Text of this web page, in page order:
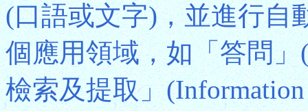
(口語或文字)，並進行自
個應用領域，如「答問」
檢索及提取」